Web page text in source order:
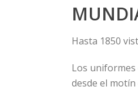
Hasta 1850
Los uniformes
desde el